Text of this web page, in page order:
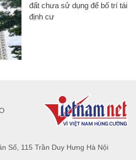
đất chưa sử dụng để bố trí tái
định cư
Số, 115 Trần Duy Hưng Hà Nội